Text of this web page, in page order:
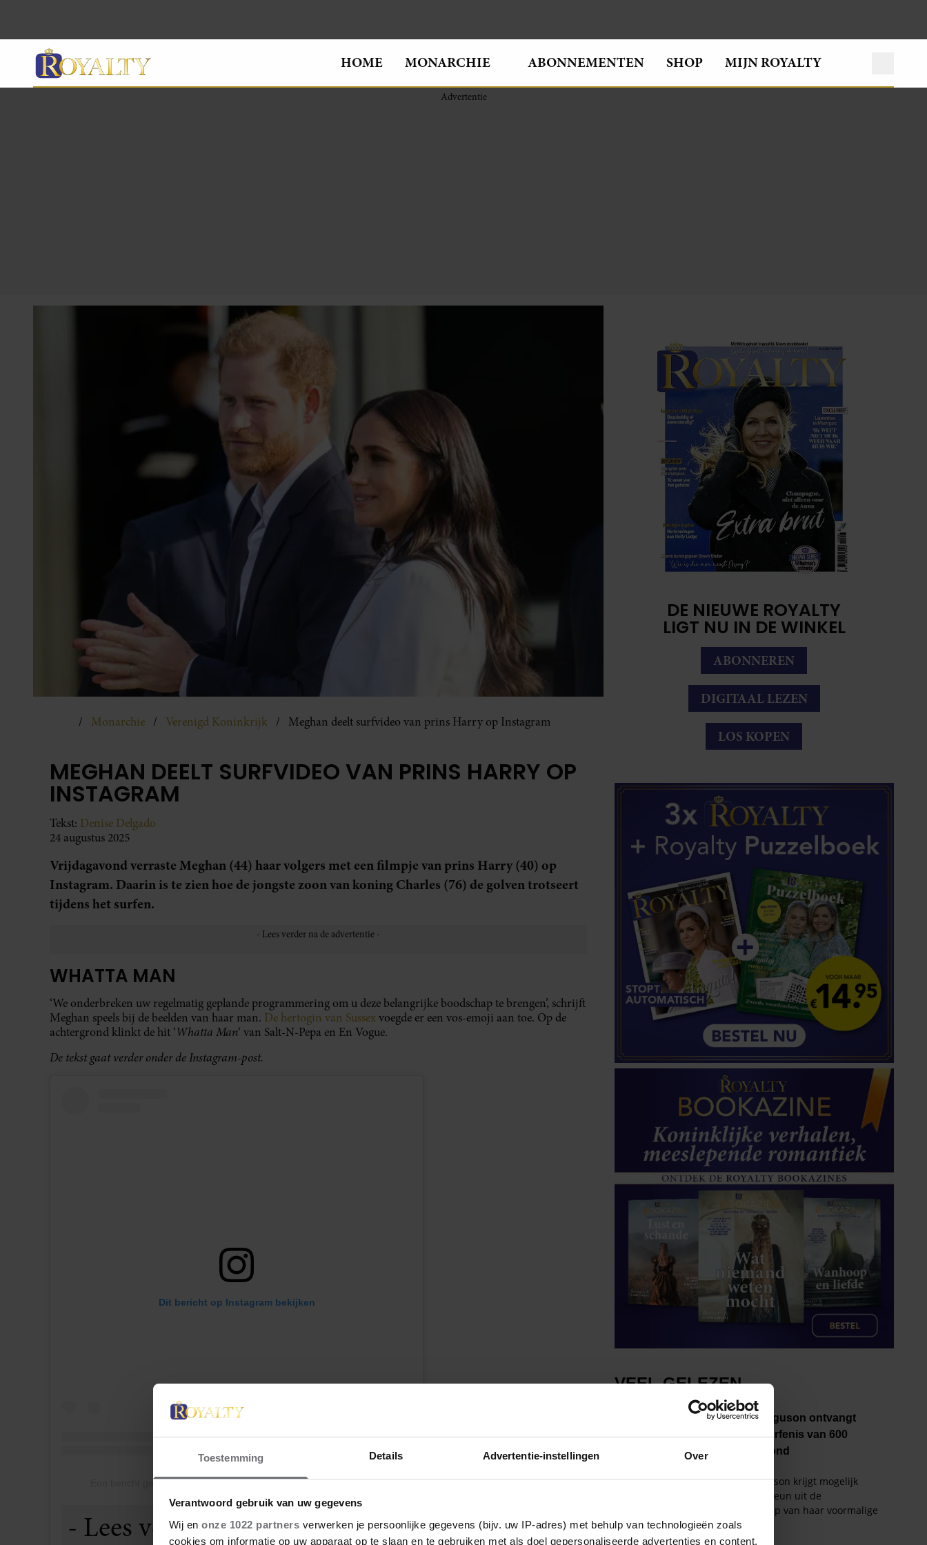
Toestemming Details Advertentie-instellingen Over
Verantwoord gebruik van uw gegevens
Wij en onze 1022 partners verwerken je persoonlijke gegevens (bijv. uw IP-adres) met behulp van technologieën zoals
cookies om informatie op uw apparaat op te slaan en te gebruiken met als doel gepersonaliseerde advertenties en content,
HOME MONARCHIE ABONNEMENTEN SHOP MIJN ROYALTY
Monarchie Verenigd Koninkrijk Meghan deelt surfvideo van prins Harry op Instagram
MEGHAN DEELT SURFVIDEO VAN PRINS HARRY OP
INSTAGRAM
Tekst: Denise Delgado
24 augustus 2025
Vrijdagavond verraste Meghan (44) haar volgers met een filmpje van prins Harry (40) op
Instagram. Daarin is te zien hoe de jongste zoon van koning Charles (76) de golven trotseert
tijdens het surfen.
WHATTA MAN
‘We onderbreken uw regelmatig geplande programmering om u deze belangrijke boodschap te brengen’, schrijft
Meghan speels bij de beelden van haar man. De hertogin van Sussexvoegde er een vos-emoji aan toe. Op de
achtergrond klinkt de hit ‘Whatta Man‘ van Salt-N-Pepa en En Vogue.
De tekst gaat verder onder de Instagram-post.
Dit bericht op Instagram bekijken
Een bericht gedeeld door Meghan, Duchess of Sussex (@meghan)
DE NIEUWE ROYALTY
LIGT NU IN DE WINKEL
ABONNEREN
DIGITAAL LEZEN
LOS KOPEN